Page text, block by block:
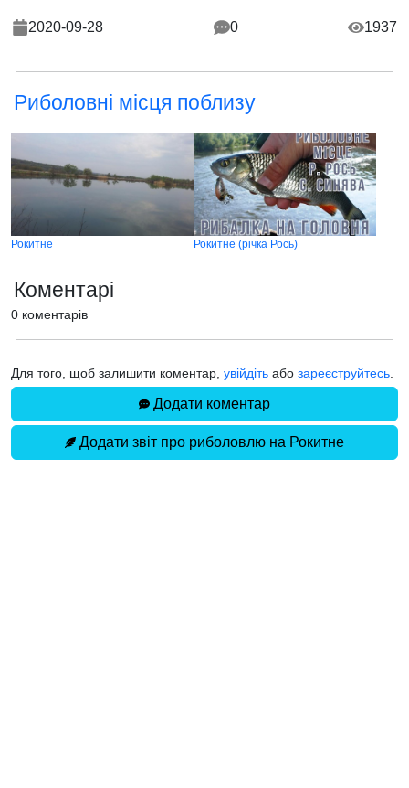
2020-09-28 0 1937
Риболовні місця поблизу
Рокитне Рокитне (річка Рось)
Коментарі
0 коментарів
Для того, щоб залишити коментар, увійдіть або зареєструйтесь
Додати коментар
Додати звіт про риболовлю на Рокитне